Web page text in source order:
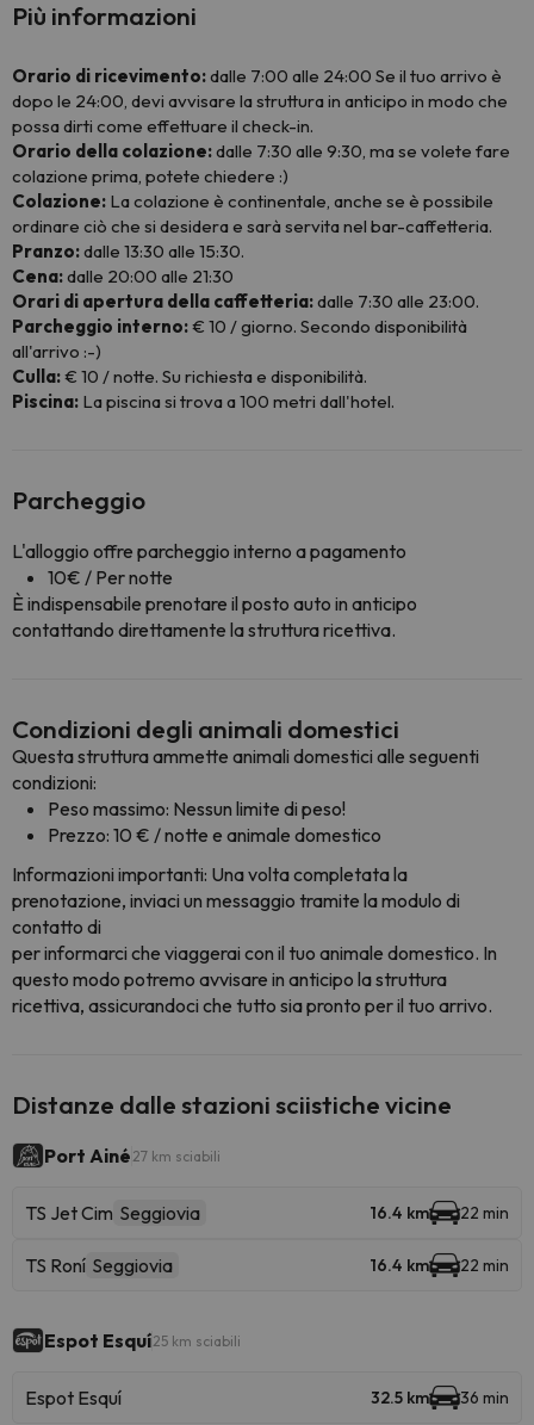
Più informazioni
Orario di ricevimento:dalle 7:00 alle 24:00 Se il tuo arrivo è
dopo le 24:00, devi avvisare la struttura in anticipo in modo che
possa dirti come effettuare il check-in.
Orario della colazione:dalle 7:30 alle 9:30, ma se volete fare
colazione prima, potete chiedere :)
Colazione: La colazione è continentale, anche se è possibile
ordinare ciò che si desidera e sarà servita nel bar-caffetteria.
Pranzo:dalle 13:30 alle 15:30.
Cena:dalle 20:00 alle 21:30
Orari di apertura della caffetteria:dalle 7:30 alle 23:00.
Parcheggio interno:€ 10 / giorno. Secondo disponibilità
all'arrivo :-)
Culla:€ 10 / notte. Su richiesta e disponibilità.
Piscina: La piscina si trova a 100 metri dall'hotel.
Parcheggio
L'alloggio offre parcheggio interno a pagamento
10€ / Per notte
È indispensabile prenotare il posto auto in anticipo
contattando direttamente la struttura ricettiva.
Condizioni degli animali domestici
Questa struttura ammette animali domestici alle seguenti
condizioni:
Peso massimo: Nessun limite di peso!
Prezzo: 10 € / notte e animale domestico
Informazioni importanti: Una volta completata la
prenotazione, inviaci un messaggio tramite la modulo di
contatto di
per informarci che viaggerai con il tuo animale domestico. In
questo modo potremo avvisare in anticipo la struttura
ricettiva, assicurandoci che tutto sia pronto per il tuo arrivo.
Distanze dalle stazioni sciistiche vicine
Port Ainé 27 km sciabili
TS Jet Cim Seggiovia 16.4 km 22 min
TS Roní Seggiovia 16.4 km 22 min
Espot Esquí25 km sciabili
Espot Esquí 32.5 km 36 min